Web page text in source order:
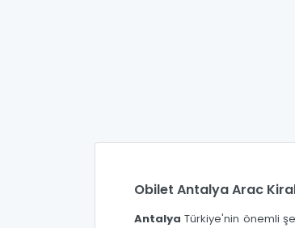
Obilet Antalya Arac
Antalya Türkiye'nin önemli